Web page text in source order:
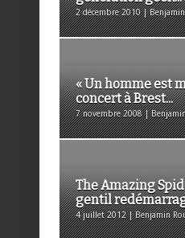
2 décembre 2010 |
« Un homme est
concert à Brest...
7 novembre 2008 |
The Amazing
gentil
4 juillet 2012 | Benjamin